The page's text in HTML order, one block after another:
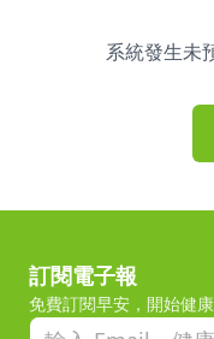
系統發生未
訂閱電子報
免費訂閱早安，開始健康